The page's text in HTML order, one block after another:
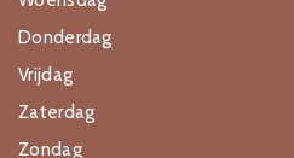
Donderdag
Vrijdag
Zaterdag
Zondag